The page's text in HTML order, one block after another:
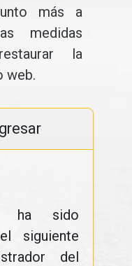
más a
medidas
la
web.
ha sido
siguiente
del